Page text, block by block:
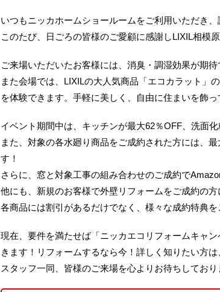
いつもニッカホームショールームをご利用いただき、
このたび、日ごろの皆様のご愛顧に感謝しLIXIL相模
ご来場いただいたお客様には、消臭・調湿効果が期
また会場では、LIXILの大人気商品「エコカラット」
を体験できます。手軽に美しく、自由に住まいを飾っ
イベント期間中は、キッチンが最大62％OFF、洗面
また、対象の各水廻り商品をご成約された方には、
す！
さらに、窓と対象工事の組み合わせのご成約で
他にも、新規のお客様で外壁リフォームをご成約の方
各商品には割引があるだけでなく、様々な成約特典
現在、要件を満たせば「ニッカエコリフォームキャ
きます！リフォームするなら今！詳しく知りたい方は
スタッフ一同、皆様のご来場を心よりお待ちしており